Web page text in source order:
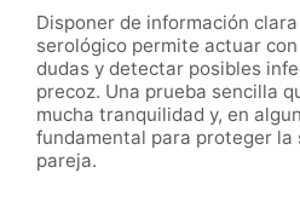
Disponer de información
serológico permite actuar
dudas y detectar posibles
precoz. Una prueba sencilla
mucha tranquilidad y, en
fundamental para proteger la
pareja.